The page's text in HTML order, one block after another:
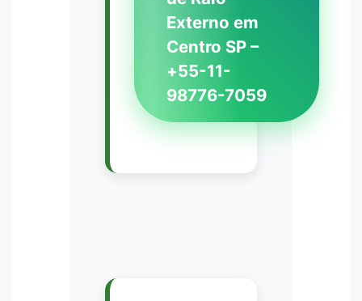
Externo em
Centro SP –
+55-11-
98776-7059